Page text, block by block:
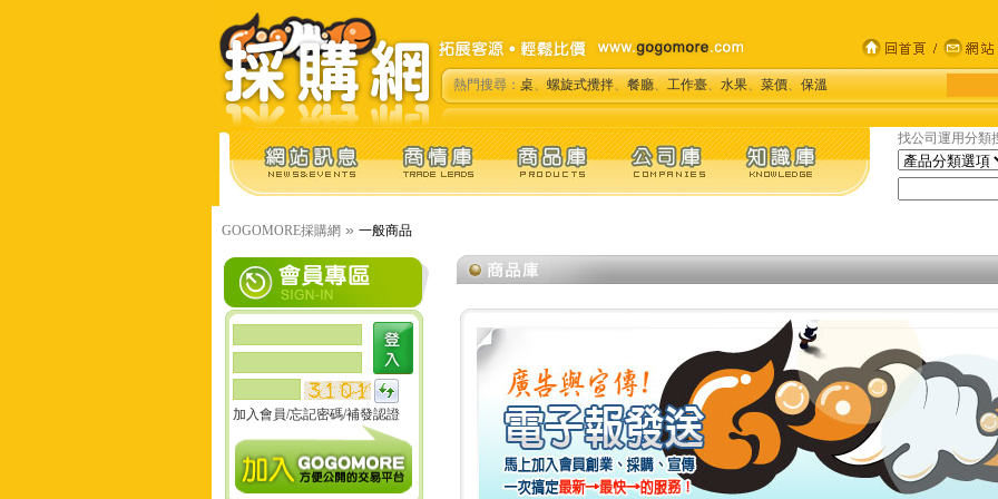
熱門搜尋：桌、螺旋式攪拌、餐廳、工作臺、水果、菜價、保溫
找公司運用分類
GOGOMORE採購網 » 一般商品
加入會員/忘記密碼/補發認證